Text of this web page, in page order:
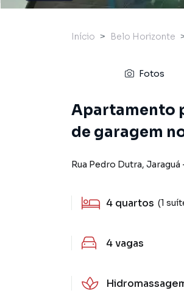
Início Belo Horizonte
Fotos
Apartamento
de garagem
Rua Pedro Dutra, Jaraguá
4 quartos (1
4vagas